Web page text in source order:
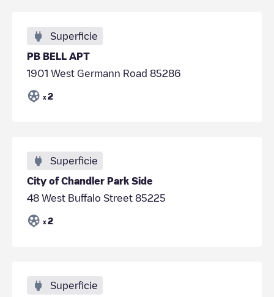
Superficie
PB BELL APT
1901 West Germann Road 85286
x 2
Superficie
City of Chandler Park Side
48 West Buffalo Street 85225
x 2
Superficie